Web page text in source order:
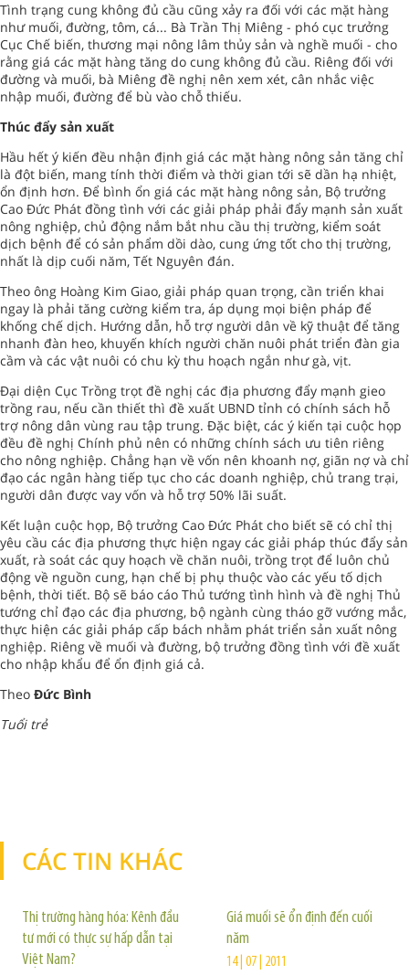
Tình trạng cung không đủ cầu cũng xảy ra đối với các mặt hàng
như muối, đường, tôm, cá... Bà Trần Thị Miêng - phó cục trưởng
Cục Chế biến, thương mại nông lâm thủy sản và nghề muối - cho
rằng giá các mặt hàng tăng do cung không đủ cầu. Riêng đối với
đường và muối, bà Miêng đề nghị nên xem xét, cân nhắc việc
nhập muối, đường để bù vào chỗ thiếu.
Thúc đẩy sản xuất
Hầu hết ý kiến đều nhận định giá các mặt hàng nông sản tăng chỉ
là đột biến, mang tính thời điểm và thời gian tới sẽ dần hạ nhiệt,
ổn định hơn. Để bình ổn giá các mặt hàng nông sản, Bộ trưởng
Cao Đức Phát đồng tình với các giải pháp phải đẩy mạnh sản xuất
nông nghiệp, chủ động nắm bắt nhu cầu thị trường, kiểm soát
dịch bệnh để có sản phẩm dồi dào, cung ứng tốt cho thị trường,
nhất là dịp cuối năm, Tết Nguyên đán.
Theo ông Hoàng Kim Giao, giải pháp quan trọng, cần triển khai
ngay là phải tăng cường kiểm tra, áp dụng mọi biện pháp để
khống chế dịch. Hướng dẫn, hỗ trợ người dân về kỹ thuật để tăng
nhanh đàn heo, khuyến khích người chăn nuôi phát triển đàn gia
cầm và các vật nuôi có chu kỳ thu hoạch ngắn như gà, vịt.
Đại diện Cục Trồng trọt đề nghị các địa phương đẩy mạnh gieo
trồng rau, nếu cần thiết thì đề xuất UBND tỉnh có chính sách hỗ
trợ nông dân vùng rau tập trung. Đặc biệt, các ý kiến tại cuộc họp
đều đề nghị Chính phủ nên có những chính sách ưu tiên riêng
cho nông nghiệp. Chẳng hạn về vốn nên khoanh nợ, giãn nợ và chỉ
đạo các ngân hàng tiếp tục cho các doanh nghiệp, chủ trang trại,
người dân được vay vốn và hỗ trợ 50% lãi suất.
Kết luận cuộc họp, Bộ trưởng Cao Đức Phát cho biết sẽ có chỉ thị
yêu cầu các địa phương thực hiện ngay các giải pháp thúc đẩy sản
xuất, rà soát các quy hoạch về chăn nuôi, trồng trọt để luôn chủ
động về nguồn cung, hạn chế bị phụ thuộc vào các yếu tố dịch
bệnh, thời tiết. Bộ sẽ báo cáo Thủ tướng tình hình và đề nghị Thủ
tướng chỉ đạo các địa phương, bộ ngành cùng tháo gỡ vướng mắc,
thực hiện các giải pháp cấp bách nhằm phát triển sản xuất nông
nghiệp. Riêng về muối và đường, bộ trưởng đồng tình với đề xuất
cho nhập khẩu để ổn định giá cả.
Theo Đức Bình
Tuổi trẻ
CÁC TIN KHÁC
Thị trường hàng hóa: Kênh đầu
tư mới có thực sự hấp dẫn tại
Việt Nam?
Giá muối sẽ ổn định đến cuối
năm
14 | 07 | 2011